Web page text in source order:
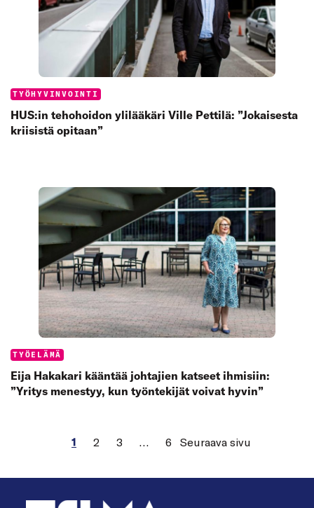
Categories:
TYÖHYVINVOINTI
HUS:in tehohoidon ylilääkäri Ville Pettilä: ”Jokaisesta
kriisistä opitaan”
Categories:
TYÖELÄMÄ
Eija Hakakari kääntää johtajien katseet ihmisiin:
”Yritys menestyy, kun työntekijät voivat hyvin”
1 2 3 6 Seuraava sivu